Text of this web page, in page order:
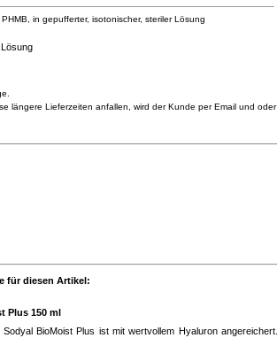
in gepufferter, isotonischer, steriler Lösung
längere Lieferzeiten anfallen, wird der Kunde per Email und oder
für diesen Artikel:
Plus 150 ml
Sodyal BioMoist Plus ist mit wertvollem Hyaluron